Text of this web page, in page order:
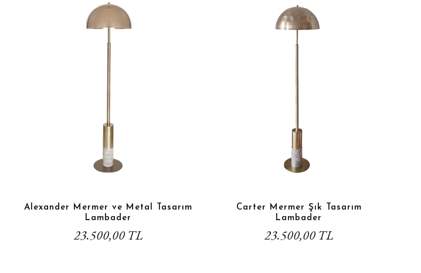
Alexander Mermer ve Metal Tasarım
Lambader
23.500,00 TL
Carter Mermer Şık Tasarım
Lambader
23.500,00 TL